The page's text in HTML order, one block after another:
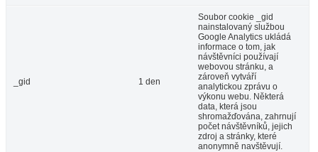
_gid 1 den
Soubor cookie _gid
nainstalovaný službou
Google Analytics ukládá
informace o tom, jak
návštěvníci používají
webovou stránku, a
zároveň vytváří
analytickou zprávu o
výkonu webu. Některá
data, která jsou
shromažďována, zahrnují
počet návštěvníků, jejich
zdroj a stránky, které
anonymně navštěvují.